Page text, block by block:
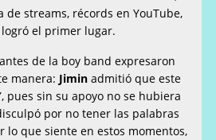
de streams, récords en YouTube,
el primer lugar.
de la boy band expresaron
manera: Jiminadmitió que este
pues sin su apoyo no se hubiera
por no tener las palabras
lo que siente en estos momentos,